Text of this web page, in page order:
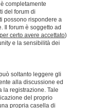
completamente
del forum di
possono rispondere a
Il forum è soggetto ad
certo avere accettato)
e la sensibilità dei
soltanto leggere gli
alla discussione ed
la registrazione. Tale
del proprio
propria casella di